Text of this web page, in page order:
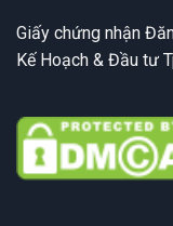
Giấy chứng nhận
Kế Hoạch & Đầu tư